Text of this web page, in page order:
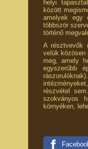
helyi
között
amelyek egy
többször
történő
A résztvevők
velük közösen
meg, amely
egyszerűbb
részvétel
szokványos
környéken,